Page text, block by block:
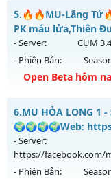
Thể loại: Mu
Antihack: KHÔNG
Mu Tinh Hoa -
Mu mới ra tháng 08
ngày 08/08/2626
Exp: 500x - Drop:
Kiểu reset: Reset In
Thể loại: Mu
Antihack: Anti Vip
5.🔥🔥MU-Lãng
PK máu lửa,Thiên
- Server: CỤM 3.4
- Phiên Bản:
Open Beta hôm
🔥🔥MU-Lãng
Mu mới ra tháng 08
ngày 06/08/2626
Exp: 200x - Drop: 5%
6.MU HỎA LONG 1
🌍🌍🌍🌍Web:
- Server:
https://facebook.com/
- Phiên Bản: